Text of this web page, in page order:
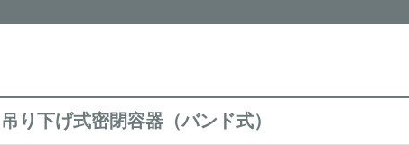
吊り下げ式密閉容器（バンド式）